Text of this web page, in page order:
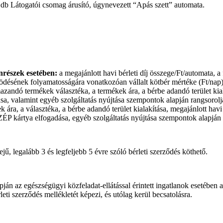
Látogatói csomag árusító, úgynevezett “Apás szett” automata.
esetében: a megajánlott havi bérleti díj összege/Ft/automata,
folyamatosságára vonatkozóan vállalt kötbér mértéke (Ft/
termékek választéka, a termékek ára, a bérbe adandó terület
valamint egyéb szolgáltatás nyújtása szempontok alapján
ára, a választéka, a bérbe adandó terület kialakítása, megajánlott
kártya elfogadása, egyéb szolgáltatás nyújtása szempontok
legalább 3 és legfeljebb 5 évre szóló bérleti szerződés köthető.
az egészségügyi közfeladat-ellátással érintett ingatlanok
szerződés mellékletét képezi, és utólag kerül becsatolásra.